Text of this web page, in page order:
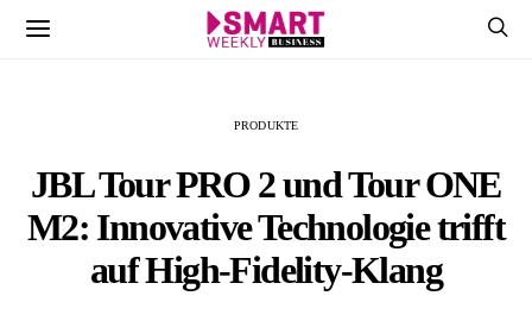
PRODUKTE
JBL Tour PRO 2 und Tour ONE
M2: Innovative Technologie trifft
auf High-Fidelity-Klang